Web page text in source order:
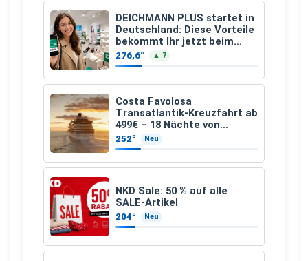
DEICHMANN PLUS startet in
Deutschland: Diese Vorteile
bekommt Ihr jetzt beim
Schuhkauf
276,6° ▲ 7
Costa Favolosa
Transatlantik-Kreuzfahrt ab
499€ – 18 Nächte von
Hamburg nach Guadeloupe
252° Neu
NKD Sale: 50 % auf alle
SALE-Artikel
204° Neu